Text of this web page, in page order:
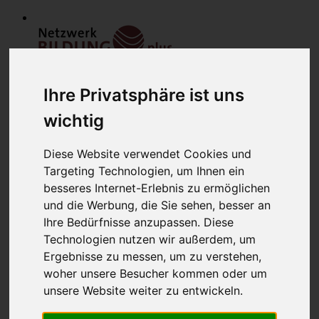
Ihre Privatsphäre ist uns
wichtig
Diese Website verwendet Cookies und
Targeting Technologien, um Ihnen ein
besseres Internet-Erlebnis zu ermöglichen
und die Werbung, die Sie sehen, besser an
Ihre Bedürfnisse anzupassen. Diese
Technologien nutzen wir außerdem, um
Ergebnisse zu messen, um zu verstehen,
woher unsere Besucher kommen oder um
unsere Website weiter zu entwickeln.
Home
Modulfinder
Veranstaltungen
Netzwerk
Bildungsanbieter
Mitglieder
Mitglied werden
Werbung schalten
über uns
Kontakt